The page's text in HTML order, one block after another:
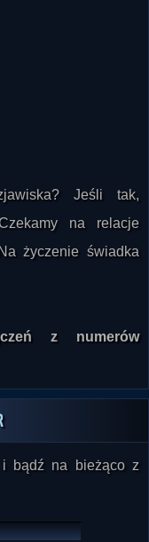
Jeśli tak,
na relacje
życzenie świadka
z numerów
i bądź na bieżąco z